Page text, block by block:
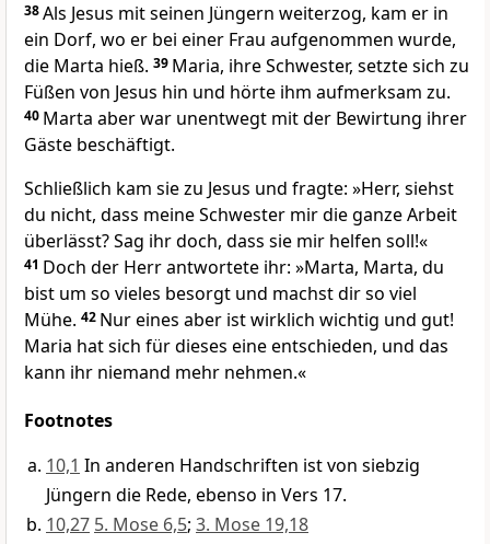
38Als Jesus mit seinen Jüngern weiterzog, kam er in
ein Dorf, wo er bei einer Frau aufgenommen wurde,
die Marta hieß. 39 Maria, ihre Schwester, setzte sich zu
Füßen von Jesus hin und hörte ihm aufmerksam zu.
40 Marta aber war unentwegt mit der Bewirtung ihrer
Gäste beschäftigt.
Schließlich kam sie zu Jesus und fragte: »Herr, siehst
du nicht, dass meine Schwester mir die ganze Arbeit
überlässt? Sag ihr doch, dass sie mir helfen soll!«
41 Doch der Herr antwortete ihr: »Marta, Marta, du
bist um so vieles besorgt und machst dir so viel
Mühe. 42 Nur eines aber ist wirklich wichtig und gut!
Maria hat sich für dieses eine entschieden, und das
kann ihr niemand mehr nehmen.«
Footnotes
10,1 In anderen Handschriften ist von siebzig
Jüngern die Rede, ebenso in Vers 17.
10,27 5. Mose 6,5; 3. Mose 19,18